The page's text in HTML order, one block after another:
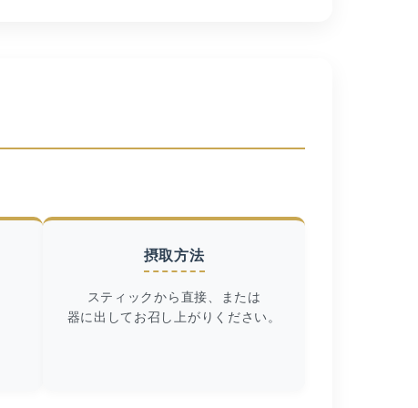
摂取方法
スティックから直接、または
器に出してお召し上がりください。